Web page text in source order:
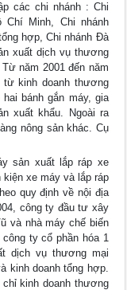
các chi nhánh : Chi
Chí Minh, Chi nhánh
hợp, Chi nhánh Đà
xuất dịch vụ thương
năm 2001 đến năm
từ kinh doanh thương
bánh gắn máy, gia
xuất khẩu. Ngoài ra
nông sản khác. Cụ
sản xuất lắp ráp xe
xe máy và lắp ráp
quy định về nội địa
công ty đầu tư xây
và nhà máy chế biến
ty cổ phần hóa 1
dịch vụ thương mại
kinh doanh tổng hợp.
kinh doanh thương